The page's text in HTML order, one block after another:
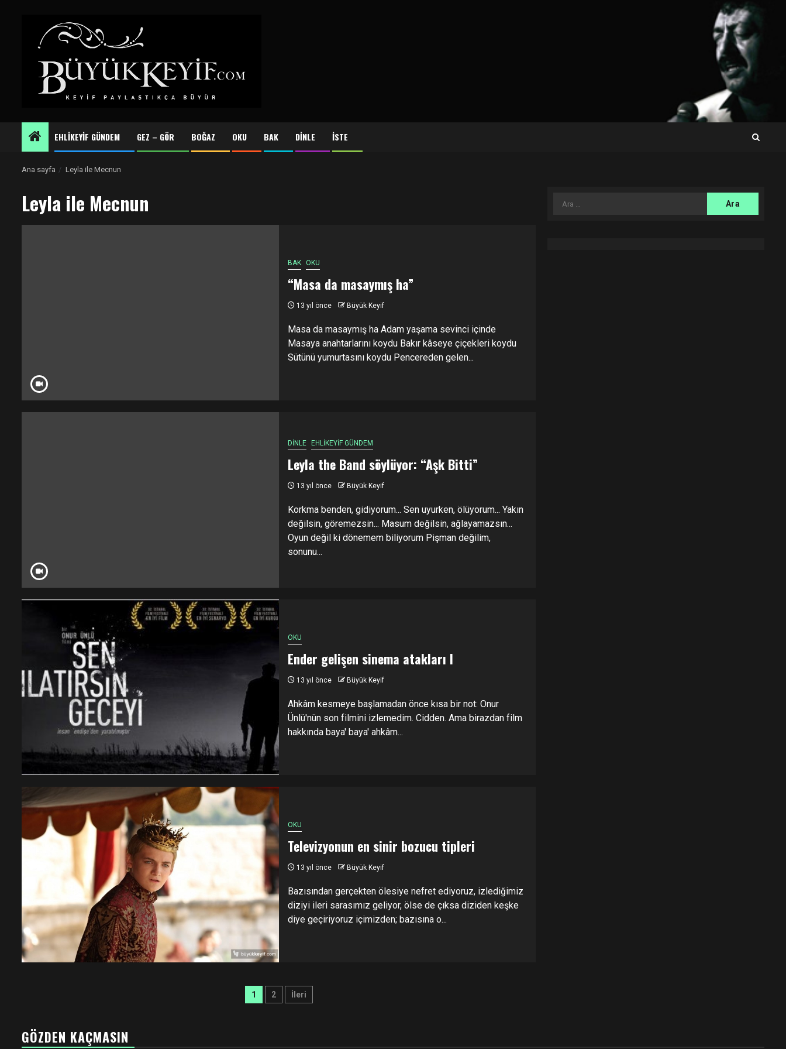
EHLİKEYİF GÜNDEM GEZ – GÖR BOĞAZ OKU BAK DİNLE İSTE
Ana sayfa Leyla ile Mecnun
Leyla ile Mecnun
BAK OKU
“Masa da masaymış ha”
13 yıl önce Büyük Keyif
Masa da masaymış ha Adam yaşama sevinci içinde
Masaya anahtarlarını koydu Bakır kâseye çiçekleri koydu
Sütünü yumurtasını koydu Pencereden gelen...
DİNLE EHLİKEYİF GÜNDEM
Leyla the Band söylüyor: “Aşk Bitti”
13 yıl önce Büyük Keyif
Korkma benden, gidiyorum... Sen uyurken, ölüyorum... Yakın
değilsin, göremezsin... Masum değilsin, ağlayamazsın...
Oyun değil ki dönemem biliyorum Pişman değilim,
sonunu...
OKU
Ender gelişen sinema atakları I
13 yıl önce Büyük Keyif
Ahkâm kesmeye başlamadan önce kısa bir not: Onur
Ünlü'nün son filmini izlemedim. Cidden. Ama birazdan film
hakkında baya' baya' ahkâm...
OKU
Televizyonun en sinir bozucu tipleri
13 yıl önce Büyük Keyif
Bazısından gerçekten ölesiye nefret ediyoruz, izlediğimiz
diziyi ileri sarasımız geliyor, ölse de çıksa diziden keşke
diye geçiriyoruz içimizden; bazısına o...
Yazı
1 2 İleri
Arama:
GÖZDEN KAÇMASIN